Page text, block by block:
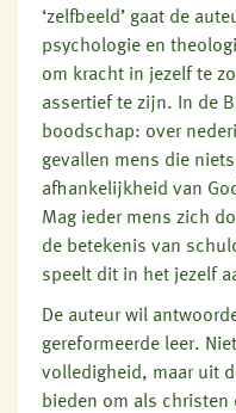
‘zelfbeeld’ gaat de
psychologie en
om kracht in jezelf te
assertief te zijn. In de
boodschap: over
gevallen mens die
afhankelijkheid van
Mag ieder mens zich
de betekenis van
speelt dit in het jezelf
De auteur wil
gereformeerde leer.
volledigheid, maar uit
bieden om als christen